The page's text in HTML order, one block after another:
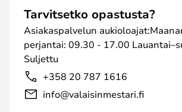
Tarvitsetko opastusta?
Asiakaspalvelun
perjantai: 09.30 - 17.00
Suljettu
+358 20 787 1616
info@valaisinmestari.fi